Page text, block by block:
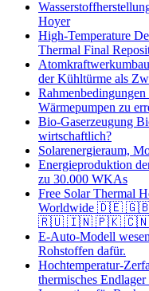
Hoyer
High-Temperature
Thermal Final
der Kühltürme als
Wärmepumpen zu
Bio-Gaserzeugung
wirtschaftlich?
Solarenergieraum,
Energieproduktion
zu 30.000 WKAs
Free Solar Thermal
Worldwide
🇷🇺 🇮🇳 🇵🇰
E-Auto-Modell
Rohstoffen dafür.
Hochtemperatur-
thermisches